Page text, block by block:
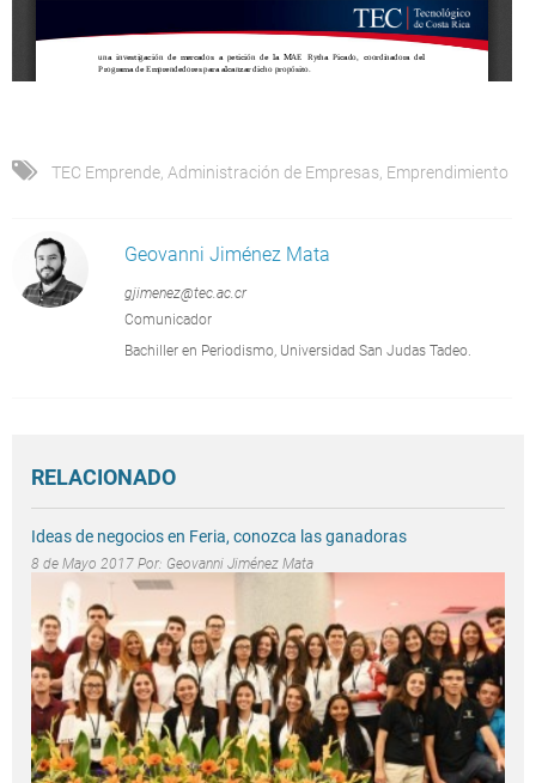
TEC Emprende, Administración de Empresas, Emprendimiento
Geovanni Jiménez Mata
gjimenez@tec.ac.cr
Comunicador
Bachiller en Periodismo, Universidad San Judas Tadeo.
RELACIONADO
Ideas de negocios en Feria, conozca las ganadoras
8 de Mayo 2017 Por: Geovanni Jiménez Mata